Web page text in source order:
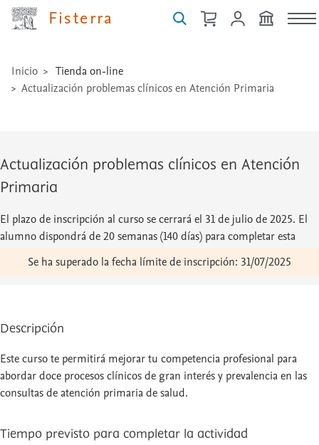
Fisterra
técnicas
...
Inicio
Tienda on-line
Actualización problemas clínicos en Atención Primaria
Actualización problemas clínicos en Atención
Primaria
El plazo de inscripción al curso se cerrará el 31 de julio de 2025. El
alumno dispondrá de 20 semanas (140 días) para completar esta
actividad desde la primera conexión al curso.
Se ha superado la fecha límite de inscripción: 31/07/2025
Descripción
Este curso te permitirá mejorar tu competencia profesional para
abordar doce procesos clínicos de gran interés y prevalencia en las
consultas de atención primaria de salud.
Tiempo previsto para completar la actividad